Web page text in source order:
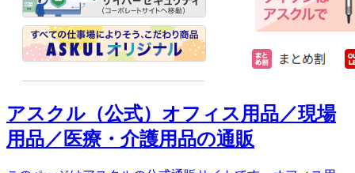
アスクル（公式）オフィス用品／現場
用品／医療・介護用品の通販